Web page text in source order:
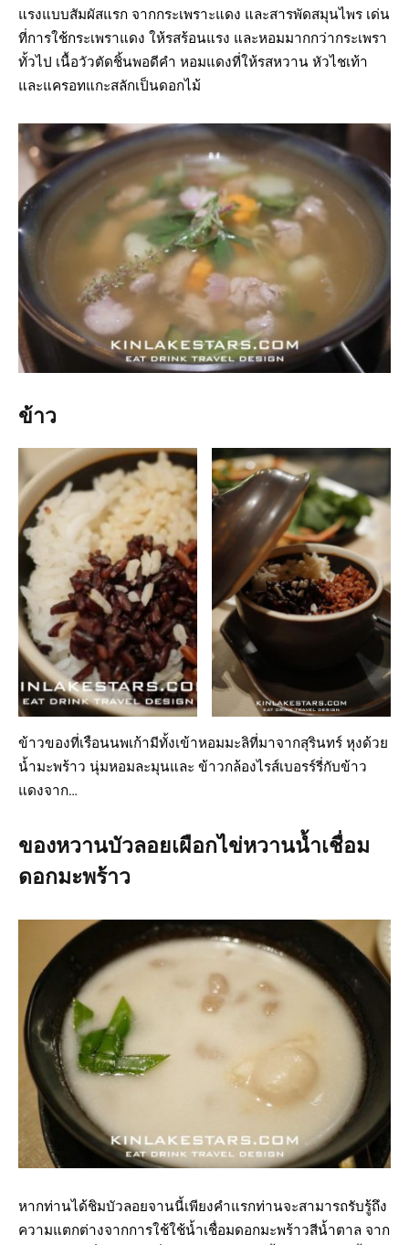
แรงแบบสัมผัสแรก จากกระเพราะแดง และสารพัดสมุนไพร เด่น
ที่การใช้กระเพราแดง ให้รสร้อนแรง และหอมมากกว่ากระเพรา
ทั้วไป เนื้อวัวตัดชิ้นพอดีคำ หอมแดงที่ให้รสหวาน หัวไชเท้า
และแครอทแกะสลักเป็นดอกไม้
ข้าว
ข้าวของที่เรือนนพเก้ามีทั้งเข้าหอมมะลิที่มาจากสุรินทร์ หุงด้วย
น้ำมะพร้าว นุ่มหอมละมุนและ ข้าวกล้องไรส์เบอรร์รี่กับข้าว
แดงจาก…
ของหวานบัวลอยเผือกไข่หวานน้ำเชื่อม
ดอกมะพร้าว
หากท่านได้ชิมบัวลอยจานนี้เพียงคำแรกท่านจะสามารถรับรู้ถึง
ความแตกต่างจากการใช้ใช้น้ำเชื่อมดอกมะพร้าวสีน้ำตาล จาก